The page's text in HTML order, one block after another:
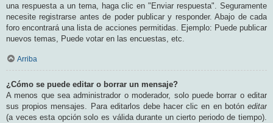
una respuesta a un tema, haga clic en "Enviar respuesta". Seguramente
necesite registrarse antes de poder publicar y responder. Abajo de cada
foro encontrará una lista de acciones permitidas. Ejemplo: Puede publicar
nuevos temas, Puede votar en las encuestas, etc.
Arriba
¿Cómo se puede editar o borrar un mensaje?
A menos que sea administrador o moderador, solo puede borrar o editar
sus propios mensajes. Para editarlos debe hacer clic en en botón editar
(a veces esta opción solo es válida durante un cierto periodo de tiempo).